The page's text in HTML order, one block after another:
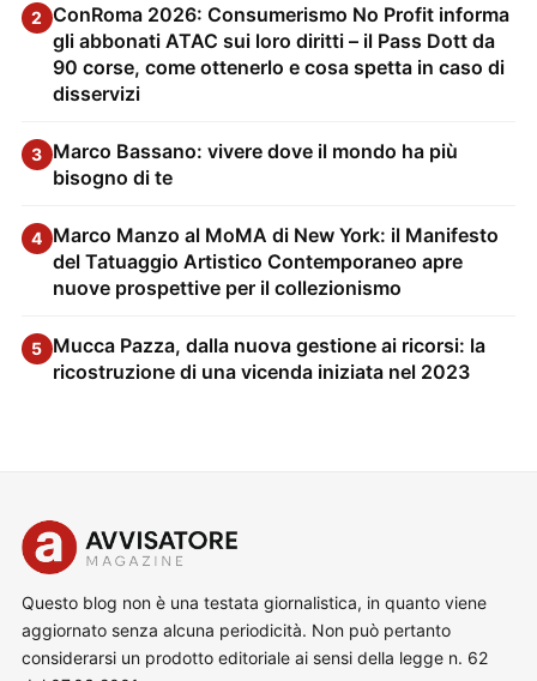
2 ConRoma 2026: Consumerismo No Profit informa
gli abbonati ATAC sui loro diritti – il Pass Dott da
90 corse, come ottenerlo e cosa spetta in caso di
disservizi
3 Marco Bassano: vivere dove il mondo ha più
bisogno di te
4 Marco Manzo al MoMA di New York: il Manifesto
del Tatuaggio Artistico Contemporaneo apre
nuove prospettive per il collezionismo
5 Mucca Pazza, dalla nuova gestione ai ricorsi: la
ricostruzione di una vicenda iniziata nel 2023
Questo blog non è una testata giornalistica, in quanto viene
aggiornato senza alcuna periodicità. Non può pertanto
considerarsi un prodotto editoriale ai sensi della legge n. 62